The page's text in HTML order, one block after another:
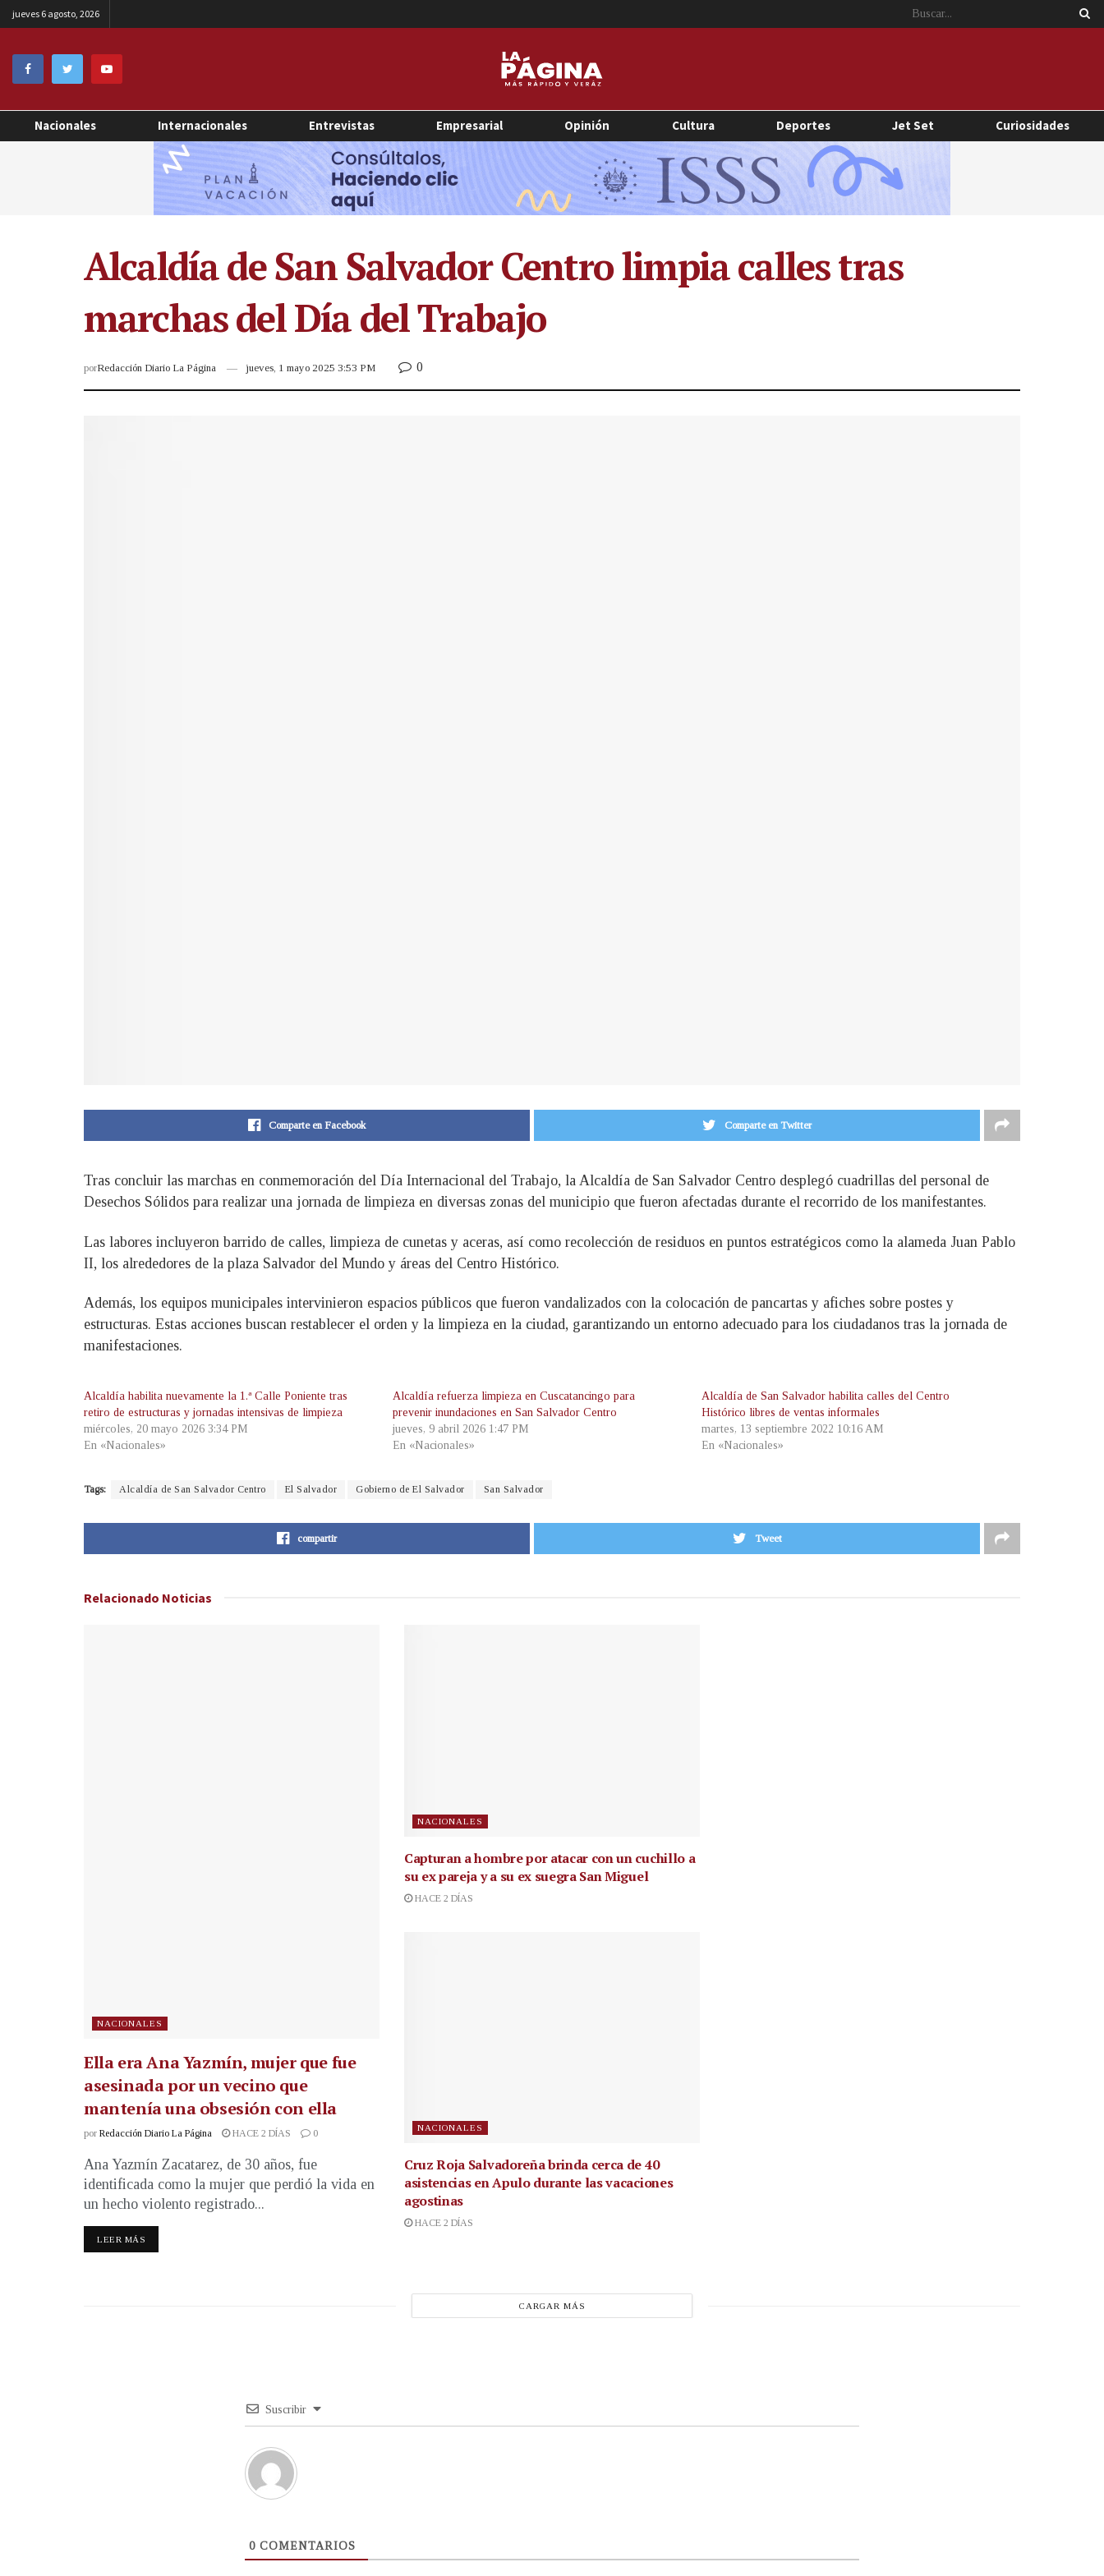
jueves 6 agosto, 2026
Nacionales Internacionales Entrevistas Empresarial Opinión Cultura Deportes Jet Set Curiosidades
Alcaldía de San Salvador Centro limpia calles tras
marchas del Día del Trabajo
porRedacción Diario La Página jueves, 1 mayo 2025 3:53 PM 0
Comparte en Facebook Comparte en Twitter
Tras concluir las marchas en conmemoración del Día Internacional del Trabajo, la Alcaldía de San Salvador Centro desplegó cuadrillas del personal de
Desechos Sólidos para realizar una jornada de limpieza en diversas zonas del municipio que fueron afectadas durante el recorrido de los manifestantes.
Las labores incluyeron barrido de calles, limpieza de cunetas y aceras, así como recolección de residuos en puntos estratégicos como la alameda Juan Pablo
II, los alrededores de la plaza Salvador del Mundo y áreas del Centro Histórico.
Además, los equipos municipales intervinieron espacios públicos que fueron vandalizados con la colocación de pancartas y afiches sobre postes y
estructuras. Estas acciones buscan restablecer el orden y la limpieza en la ciudad, garantizando un entorno adecuado para los ciudadanos tras la jornada de
manifestaciones.
Alcaldía habilita nuevamente la 1.ª Calle Poniente tras
retiro de estructuras y jornadas intensivas de limpieza
miércoles, 20 mayo 2026 3:34 PM
En «Nacionales»
Alcaldía refuerza limpieza en Cuscatancingo para
prevenir inundaciones en San Salvador Centro
jueves, 9 abril 2026 1:47 PM
En «Nacionales»
Alcaldía de San Salvador habilita calles del Centro
Histórico libres de ventas informales
martes, 13 septiembre 2022 10:16 AM
En «Nacionales»
Tags: Alcaldía de San Salvador Centro El Salvador Gobierno de El Salvador San Salvador
compartir Tweet
Relacionado Noticias
NACIONALES
Ella era Ana Yazmín, mujer que fue
asesinada por un vecino que
mantenía una obsesión con ella
por Redacción Diario La Página HACE 2 DÍAS 0
Ana Yazmín Zacatarez, de 30 años, fue
identificada como la mujer que perdió la vida en
un hecho violento registrado...
LEER MÁS
NACIONALES
Capturan a hombre por atacar con un cuchillo a
su ex pareja y a su ex suegra San Miguel
HACE 2 DÍAS
NACIONALES
Cruz Roja Salvadoreña brinda cerca de 40
asistencias en Apulo durante las vacaciones
agostinas
HACE 2 DÍAS
CARGAR MÁS
Suscribir
0 COMENTARIOS